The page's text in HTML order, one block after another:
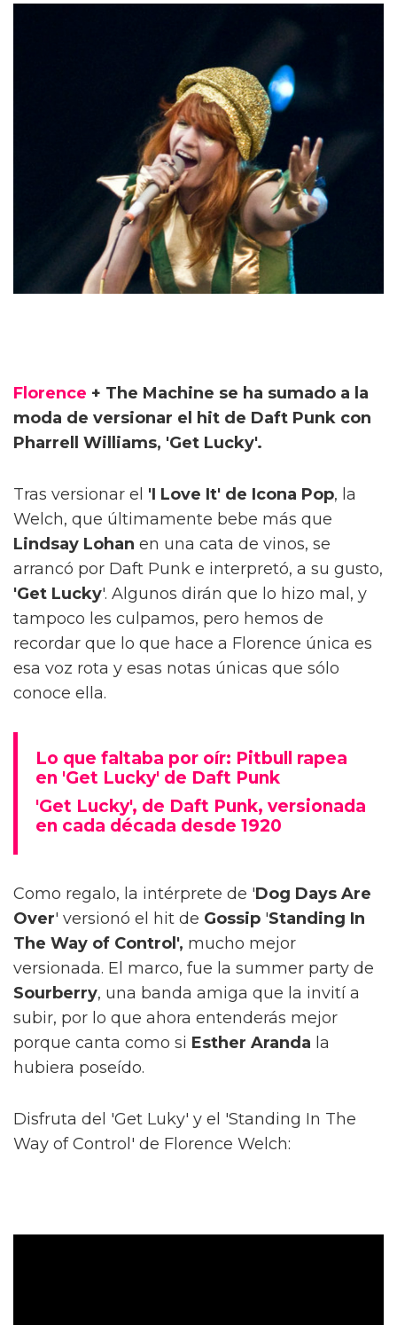
Florence + The Machine se ha sumado a la
moda de versionar el hit de Daft Punk con
Pharrell Williams, 'Get Lucky'.
Tras versionar el 'I Love It' de Icona Pop, la
Welch, que últimamente bebe más que
Lindsay Lohan en una cata de vinos, se
arrancó por Daft Punk e interpretó, a su gusto,
'Get Lucky'. Algunos dirán que lo hizo mal, y
tampoco les culpamos, pero hemos de
recordar que lo que hace a Florence única es
esa voz rota y esas notas únicas que sólo
conoce ella.
Lo que faltaba por oír: Pitbull rapea
en 'Get Lucky' de Daft Punk
'Get Lucky', de Daft Punk, versionada
en cada década desde 1920
Como regalo, la intérprete de 'Dog Days Are
Over' versionó el hit de Gossip 'Standing In
The Way of Control', mucho mejor
versionada. El marco, fue la summer party de
Sourberry, una banda amiga que la invití a
subir, por lo que ahora entenderás mejor
porque canta como si Esther Aranda la
hubiera poseído.
Disfruta del 'Get Luky' y el 'Standing In The
Way of Control' de Florence Welch: